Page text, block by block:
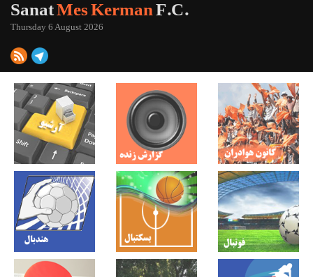
SanatMes KermanF.C.
Thursday 6 August 2026